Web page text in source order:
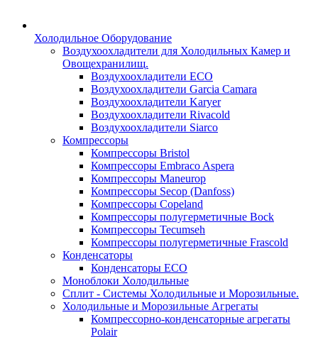
Холодильное Оборудование
Воздухоохладители для Холодильных Камер и
Овощехранилищ.
Воздухоохладители ECO
Воздухоохладители Garcia Camara
Воздухоохладители Karyer
Воздухоохладители Rivacold
Воздухоохладители Siarco
Компрессоры
Компрессоры Bristol
Компрессоры Embraco Aspera
Компрессоры Maneurop
Компрессоры Secop (Danfoss)
Компрессоры Copeland
Компрессоры полугерметичные Bock
Компрессоры Tecumseh
Компрессоры полугерметичные Frascold
Конденсаторы
Конденсаторы ECO
Моноблоки Холодильные
Сплит - Системы Холодильные и Морозильные.
Холодильные и Морозильные Агрегаты
Компрессорно-конденсаторные агрегаты
Polair